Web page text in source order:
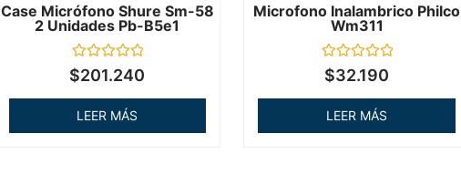
Case Micrófono Shure Sm-58
2 Unidades Pb-B5e1
Valorado
en
de
5
$201.240
LEER MÁS
Microfono Inalambrico Philco
Wm311
Valorado
en
de
5
$32.190
LEER MÁS